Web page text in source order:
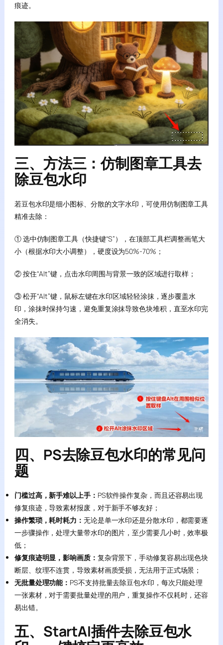
痕迹。
三、方法三：仿制图章工具去
除豆包水印
若豆包水印是细小图标、分散的文字水印，可使用仿制图章工具
精准去除：
① 选中仿制图章工具（快捷键“S”），在顶部工具栏调整画笔大
小（根据水印大小调整），硬度设为50%-70%；
② 按住“Alt”键，点击水印周围与背景一致的区域进行取样；
③ 松开“Alt”键，鼠标左键在水印区域轻轻涂抹，逐步覆盖水
印，涂抹时保持匀速，避免重复涂抹导致色块堆积，直至水印完
全消失。
四、PS去除豆包水印的常见问
题
门槛过高，新手难以上手： PS软件操作复杂，而且还容易出现
修复痕迹，导致素材报废，对于新手不够友好；
操作繁琐，耗时耗力： 无论是单一水印还是分散水印，都需要逐
一步骤操作，处理大量带水印的图片，至少需要几小时，效率极
低；
修复痕迹明显，影响画质： 复杂背景下，手动修复容易出现色块
断层、纹理不连贯，导致素材画质受损，无法用于正式场景；
无批量处理功能： PS不支持批量去除豆包水印，每次只能处理
一张素材，对于需要批量处理的用户，重复操作不仅耗时，还容
易出错。
五、StartAI插件去除豆包水